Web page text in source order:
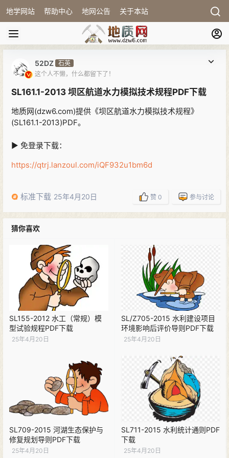
地学网站 帮助中心 地网公告 关于本站
52DZ 石英
这个人不懒，什么都留下了！
SL161.1-2013 坝区航道水力模拟技术规程PDF下载
地质网(dzw6.com)提供《坝区航道水力模拟技术规程》
(SL161.1-2013)PDF。
▶ 免登录下载：
https://qtrj.lanzoul.com/iQF932u1bm6d
标准下载 25年4月20日 赞 0 参与讨论
猜你喜欢
SL155-2012 水工（常规）模
型试验规程PDF下载
25年4月20日
SL/Z705-2015 水利建设项目
环境影响后评价导则PDF下载
25年4月20日
SL709-2015 河湖生态保护与
修复规划导则PDF下载
25年4月20日
SL711-2015 水利统计通则PDF
下载
25年4月20日